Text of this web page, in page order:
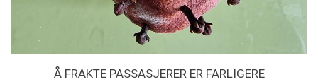
Å FRAKTE PASSASJERER ER FARLIGERE